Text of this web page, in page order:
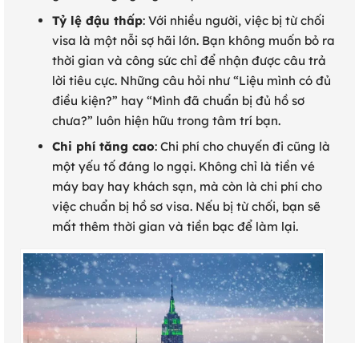
Tỷ lệ đậu thấp: Với nhiều người, việc bị từ chối
visa là một nỗi sợ hãi lớn. Bạn không muốn bỏ ra
thời gian và công sức chỉ để nhận được câu trả
lời tiêu cực. Những câu hỏi như “Liệu mình có đủ
điều kiện?” hay “Mình đã chuẩn bị đủ hồ sơ
chưa?” luôn hiện hữu trong tâm trí bạn.
Chi phí tăng cao: Chi phí cho chuyến đi cũng là
một yếu tố đáng lo ngại. Không chỉ là tiền vé
máy bay hay khách sạn, mà còn là chi phí cho
việc chuẩn bị hồ sơ visa. Nếu bị từ chối, bạn sẽ
mất thêm thời gian và tiền bạc để làm lại.